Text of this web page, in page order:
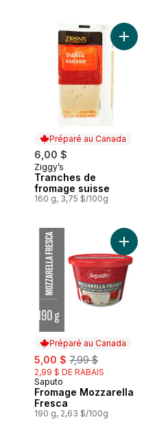
Parmigiano reggiano POD râpé
Préparé au Canada
6,00 $
Préparé au Canada
Ziggy’s
Tranches de
fromage suisse
160 g, 3,75 $/100g
Ajouter
Fromage Provolone En Tranches
Préparé au Canada
sale:
5,00 $ , formerly:
7,99 $
2,99 $ DE RABAIS
Préparé au Canada
Saputo
Fromage Mozzarella
Fresca
190 g, 2,63 $/100g
Ajouter